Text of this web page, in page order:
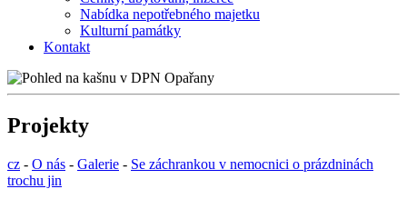
Nabídka nepotřebného majetku
Kulturní památky
Kontakt
Projekty
cz - O nás - Galerie - Se záchrankou v nemocnici o prázdninách
trochu jin